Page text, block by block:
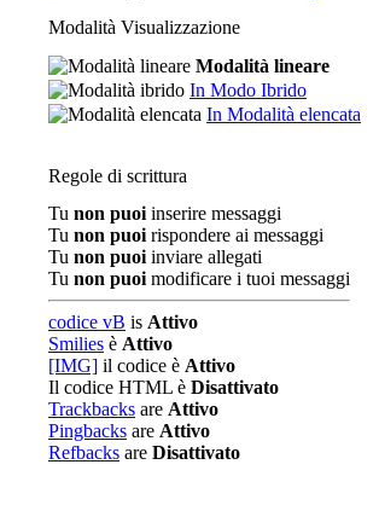
Modalità Visualizzazione
Modalità lineare
In Modo Ibrido
In Modalità elencata
Regole di scrittura
Tu non puoi inserire messaggi
Tu non puoi rispondere ai messaggi
Tu non puoi inviare allegati
Tu non puoi modificare i tuoi messaggi
codice vB is Attivo
Smilies è Attivo
[IMG] il codice è Attivo
Il codice HTML è Disattivato
Trackbacks are Attivo
Pingbacks are Attivo
Refbacks are Disattivato